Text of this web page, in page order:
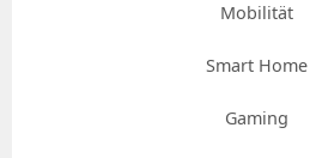
Mobilität
Smart Home
Gaming